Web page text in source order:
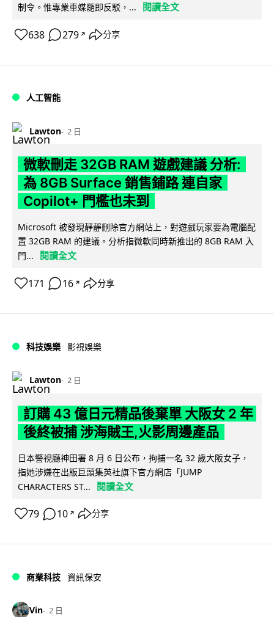
制令。惟專業車媒隨即反駁，...
閱讀全文
638 279 ↗ 分享
人工智能
Lawton 2 日
微軟刪走 32GB RAM 遊戲建議 分析:
為 8GB Surface 銷售鋪路 連自家
Copilot+ 門檻也未到
Microsoft 被發現靜靜刪除官方網站上，對遊戲玩家要為電腦配
置 32GB RAM 的建議。分析指微軟同時新推出的 8GB RAM 入
門...
閱讀全文
171 16 ↗ 分享
科技娛樂 影視娛樂
Lawton 2 日
訂購 43 億日元精品後棄單 大阪女 2 年
後終被捕 涉海賊王,火影周邊產品
日本警視廳神田署 8 月 6 日公布，拘捕一名 32 歲大阪女子，
指她涉嫌在出版巨頭集英社旗下官方網店「JUMP
CHARACTERS ST...
閱讀全文
79 10 ↗ 分享
商業科技 資訊保安
Vin 2 日